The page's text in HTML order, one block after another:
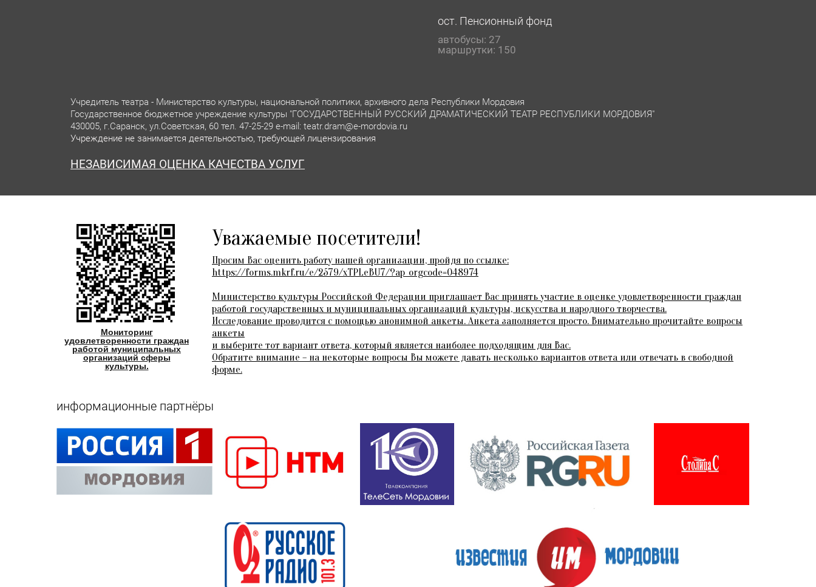
автобусы: 27
маршрутки: 150
ост. Пенсионный фонд
Учредитель театра - Министерство культуры, национальной политики, архивного дела Республики Мордовия
Государственное бюджетное учреждение культуры "ГОСУДАРСТВЕННЫЙ РУССКИЙ ДРАМАТИЧЕСКИЙ ТЕАТР РЕСПУБЛИКИ МОРДОВИЯ"
430005, г.Саранск, ул.Советская, 60 тел. 47-25-29 e-mail: teatr.dram@e-mordovia.ru
Учреждение не занимается деятельностью, требующей лицензирования
НЕЗАВИСИМАЯ ОЦЕНКА КАЧЕСТВА УСЛУГ
Государственный русский драматический театр Республики Мордовия
Театр в Саранске
Мониторинг
удовлетворенности граждан
работой муниципальных
организаций сферы
культуры.
Уважаемые посетители!
Просим Вас оценить работу нашей организации, пройдя по ссылке:
https://forms.mkrf.ru/e/2579/xTPLeBU7/?ap_orgcode=048974
Министерство культуры Российской Федерации приглашает Вас принять участие в оценке удовлетворенности граждан
работой государственных и муниципальных организаций культуры, искусства и народного творчества.
Исследование проводится с помощью анонимной анкеты. Анкета заполняется просто. Внимательно прочитайте вопросы
анкеты
и выберите тот вариант ответа, который является наиболее подходящим для Вас.
Обратите внимание – на некоторые вопросы Вы можете давать несколько вариантов ответа или отвечать в свободной
форме.
информационные партнёры